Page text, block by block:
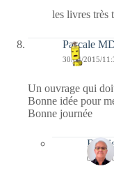
les livres très
Pascale
30/04/2015/
Un ouvrage qui
Bonne idée pour
Bonne journée
05/05/